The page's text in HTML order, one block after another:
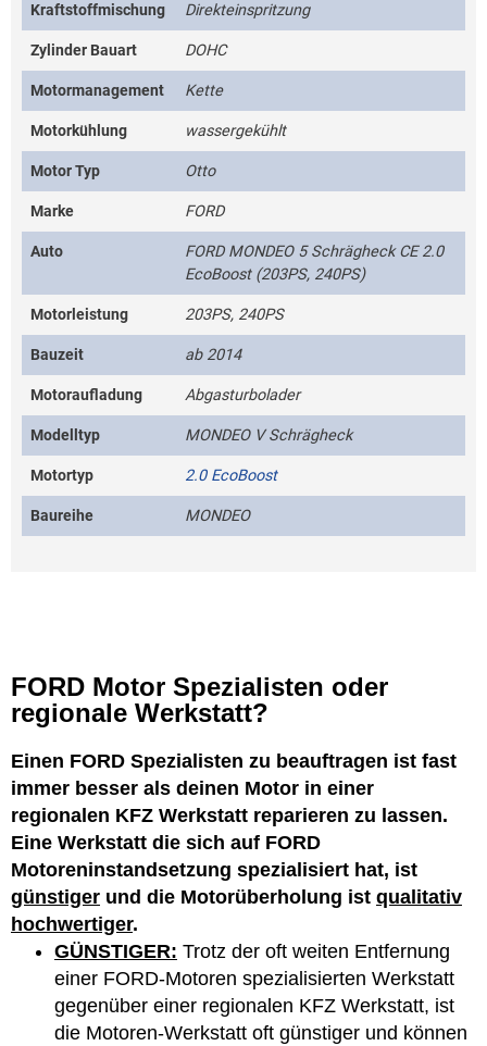
Kraftstoffmischung Direkteinspritzung
Zylinder Bauart DOHC
Motormanagement Kette
Motorkühlung wassergekühlt
Motor Typ Otto
Marke FORD
Auto
FORD MONDEO 5 Schrägheck CE 2.0
EcoBoost (203PS, 240PS)
Motorleistung 203PS, 240PS
Bauzeit ab 2014
Motoraufladung Abgasturbolader
Modelltyp MONDEO V Schrägheck
Motortyp 2.0 EcoBoost
Baureihe MONDEO
FORD Motor Spezialisten oder
regionale Werkstatt?
Einen FORD Spezialisten zu beauftragen ist fast
immer besser als deinen Motor in einer
regionalen KFZ Werkstatt reparieren zu lassen.
Eine Werkstatt die sich auf FORD
Motoreninstandsetzung spezialisiert hat, ist
günstiger und die Motorüberholung ist qualitativ
hochwertiger.
GÜNSTIGER: Trotz der oft weiten Entfernung
einer FORD-Motoren spezialisierten Werkstatt
gegenüber einer regionalen KFZ Werkstatt, ist
die Motoren-Werkstatt oft günstiger und können